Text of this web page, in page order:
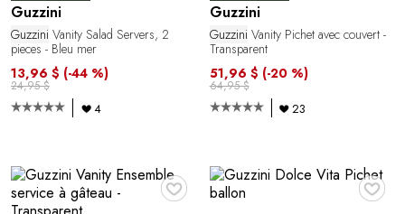
Guzzini
Guzzini Vanity Salad Servers, 2
pieces - Bleu mer
13,96 $ (-44 %)
24,95 $
4
Guzzini
Guzzini Vanity Pichet avec couvert -
Transparent
51,96 $ (-20 %)
64,95 $
23
♥ ♥